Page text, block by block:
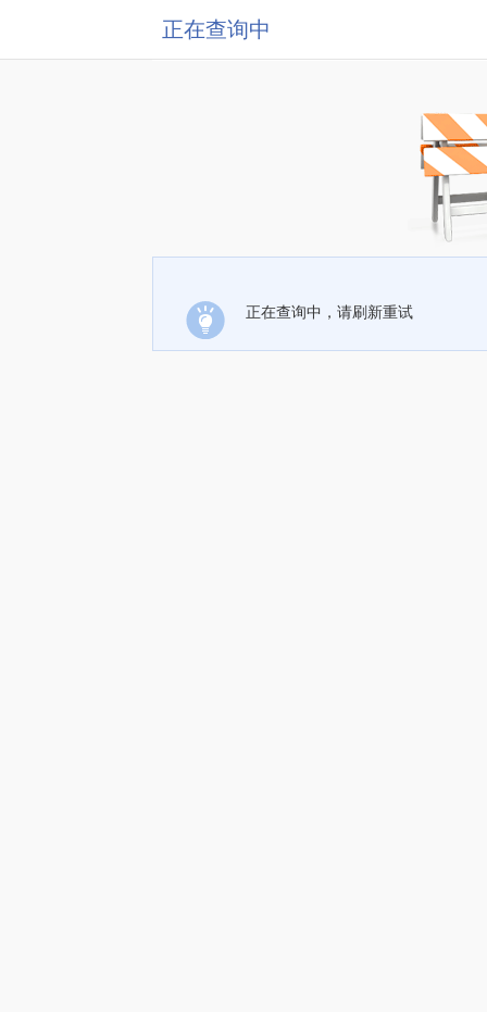
正在查询中
正在查询中，请刷新重试